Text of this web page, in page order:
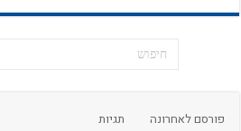
פורסם לאחרונה תגיות